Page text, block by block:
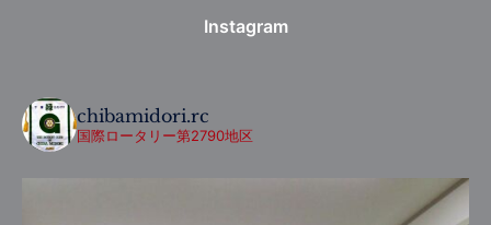
Instagram
chibamidori.rc
国際ロータリー第2790地区